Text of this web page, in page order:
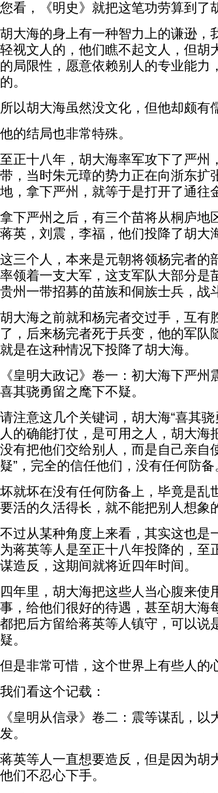
您看，《明史》就把这笔功劳算到了
胡大海的身上有一种智力上的谦逊，
轻视文人的，他们瞧不起文人，但胡
的局限性，愿意依赖别人的专业能力
的。
所以胡大海虽然没文化，但他却颇有
他的结局也非常特殊。
至正十八年，胡大海率军攻下了严州
带，当时朱元璋的势力正在向浙东扩
地，拿下严州，就等于是打开了通往
拿下严州之后，有三个苗将从桐庐地
蒋英，刘震，李福，他们投降了胡大
这三个人，本来是元朝将领杨完者的
率领着一支大军，这支军队大部分是
贵州一带招募的苗族和侗族士兵，战
胡大海之前就和杨完者交过手，互有
了，后来杨完者死于兵变，他的军队
就是在这种情况下投降了胡大海。
《皇明大政记》卷一：初大海下严
喜其骁勇留之麾下不疑。
请注意这几个关键词，胡大海“喜其
人的确能打仗，是可用之人，胡大海
没有把他们交给别人，而是自己亲自
疑”，完全的信任他们，没有任何防备
坏就坏在没有任何防备上，毕竟是乱
要活的久活得长，就不能把别人想象
不过从某种角度上来看，其实这也是
为蒋英等人是至正十八年投降的，至
谋造反，这期间就将近四年时间。
四年里，胡大海把这些人当心腹来使
事，给他们很好的待遇，甚至胡大海
都把后方留给蒋英等人镇守，可以说
疑。
但是非常可惜，这个世界上有些人的
我们看这个记载：
《皇明从信录》卷二：震等谋乱，
发。
蒋英等人一直想要造反，但是因为胡
他们不忍心下手。